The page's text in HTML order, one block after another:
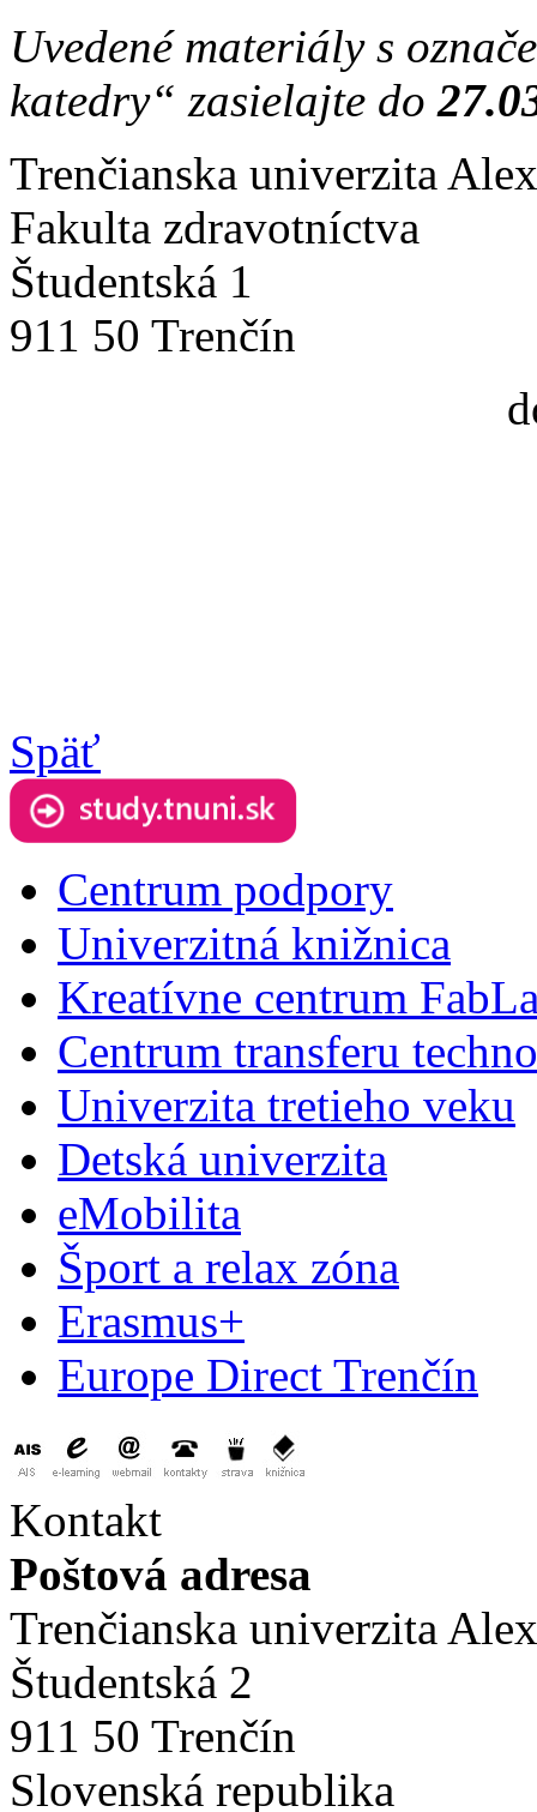
Uvedené materiály s
katedry“ zasielajte do
Trenčianska univerzita
Fakulta zdravotníctva
Študentská 1
911 50 Trenčín
Späť
Centrum podpory
Univerzitná knižnica
Kreatívne centrum
Centrum transferu
Univerzita tretieho veku
Detská univerzita
eMobilita
Šport a relax zóna
Erasmus+
Europe Direct Trenčín
Kontakt
Poštová adresa
Trenčianska univerzita
Študentská 2
911 50 Trenčín
Slovenská republika